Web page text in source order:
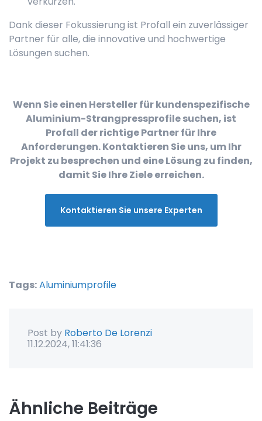
Dank dieser Fokussierung ist Profall ein zuverlässiger
Partner für alle, die innovative und hochwertige
Lösungen suchen.
Wenn Sie einen Hersteller für kundenspezifische
Aluminium-Strangpressprofile suchen, ist
Profall der richtige Partner für Ihre
Anforderungen. Kontaktieren Sie uns, um Ihr
Projekt zu besprechen und eine Lösung zu finden,
damit Sie Ihre Ziele erreichen.
Kontaktieren Sie unsere Experten
Tags:Aluminiumprofile
Post by Roberto De Lorenzi
11.12.2024, 11:41:36
Ähnliche Beiträge